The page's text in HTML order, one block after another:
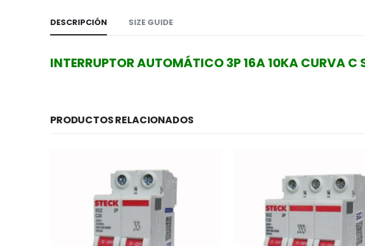
DESCRIPCIÓN SIZE GUIDE
INTERRUPTOR AUTOMÁTICO 3P 16A 10KA CURVA C
PRODUCTOS RELACIONADOS